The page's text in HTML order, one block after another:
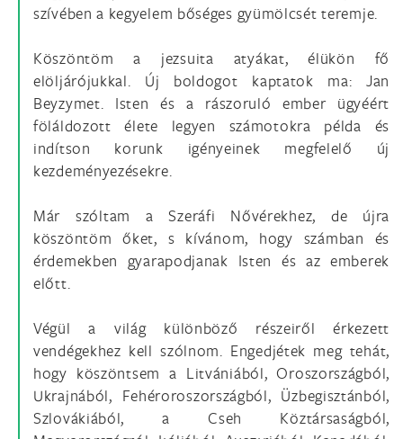
szívében a kegyelem bőséges gyümölcsét teremje.
Köszöntöm a jezsuita atyákat, élükön fő
elöljárójukkal. Új boldogot kaptatok ma: Jan
Beyzymet. Isten és a rászoruló ember ügyéért
föláldozott élete legyen számotokra példa és
indítson korunk igényeinek megfelelő új
kezdeményezésekre.
Már szóltam a Szeráfi Nővérekhez, de újra
köszöntöm őket, s kívánom, hogy számban és
érdemekben gyarapodjanak Isten és az emberek
előtt.
Végül a világ különböző részeiről érkezett
vendégekhez kell szólnom. Engedjétek meg tehát,
hogy köszöntsem a Litvániából, Oroszországból,
Ukrajnából, Fehéroroszországból, Üzbegisztánból,
Szlovákiából, a Cseh Köztársaságból,